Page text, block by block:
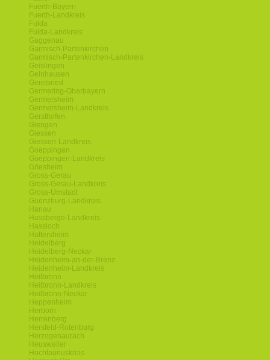
Fuerth-Bayern
Fuerth-Landkreis
Fulda
Fulda-Landkreis
Gaggenau
Garmisch-Partenkirchen
Garmisch-Partenkirchen-Landkreis
Geislingen
Gelnhausen
Geretsried
Germering-Oberbayern
Germersheim
Germersheim-Landkreis
Gersthofen
Giengen
Giessen
Giessen-Landkreis
Goeppingen
Goeppingen-Landkreis
Griesheim
Gross-Gerau
Gross-Gerau-Landkreis
Gross-Umstadt
Guenzburg-Landkreis
Hanau
Hassberge-Landkreis
Hassloch
Hattersheim
Heidelberg
Heidelberg-Neckar
Heidenheim-an-der-Brenz
Heidenheim-Landkreis
Heilbronn
Heilbronn-Landkreis
Heilbronn-Neckar
Heppenheim
Herborn
Herrenberg
Hersfeld-Rotenburg
Herzogenaurach
Heusweiler
Hochtaunuskreis